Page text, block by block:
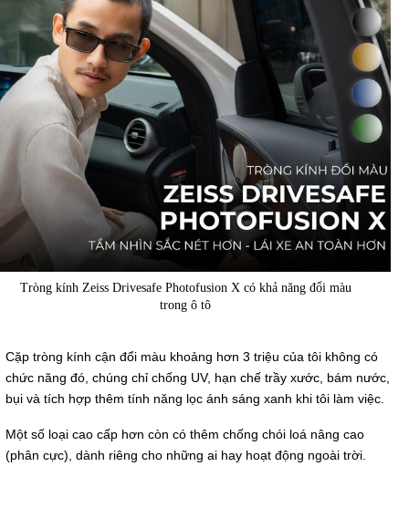
Tròng kính Zeiss Drivesafe Photofusion X có khả năng đổi màu
trong ô tô
Cặp tròng kính cận đổi màu khoảng hơn 3 triệu của tôi không có
chức năng đó, chúng chỉ chống UV, hạn chế trầy xước, bám nước,
bụi và tích hợp thêm tính năng lọc ánh sáng xanh khi tôi làm việc.
Một số loại cao cấp hơn còn có thêm chống chói loá nâng cao
(phân cực), dành riêng cho những ai hay hoạt động ngoài trời.